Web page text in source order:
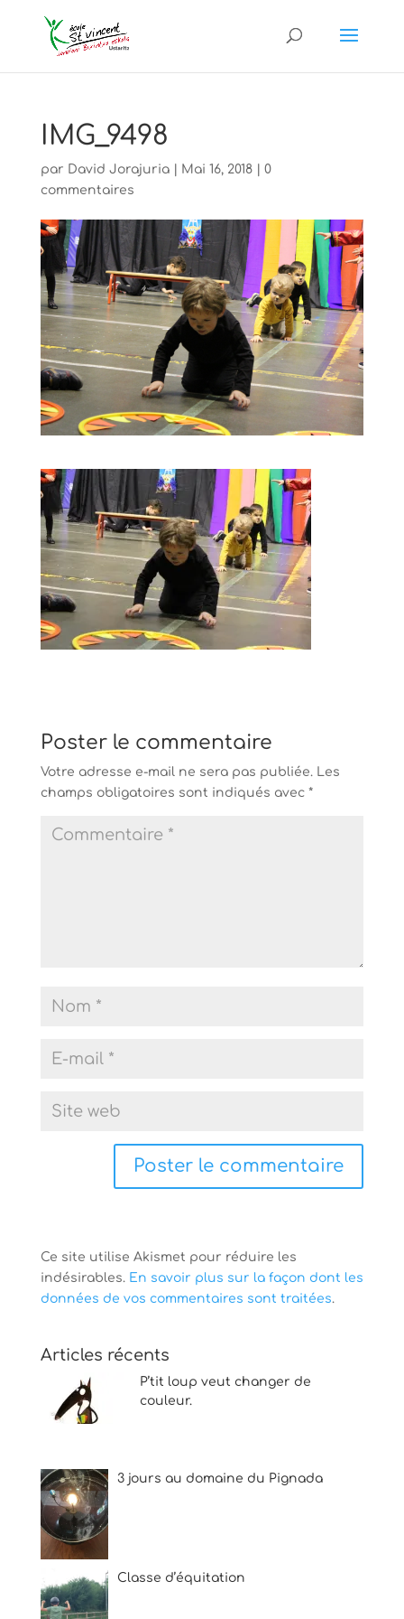
IMG_9498
par David Jorajuria| Mai 16, 2018| 0
commentaires
Poster le commentaire
Votre adresse e-mail ne sera pas publiée. Les
champs obligatoires sont indiqués avec *
Ce site utilise Akismet pour réduire les
indésirables. En savoir plus sur la façon dont les
données de vos commentaires sont traitées.
Articles récents
P’tit loup veut changer de
couleur.
3 jours au domaine du Pignada
Classe d’équitation